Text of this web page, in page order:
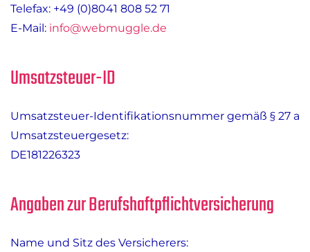
Telefax: +49 (0)8041 808 52 71
E-Mail: info@webmuggle.de
Umsatzsteuer-ID
Umsatzsteuer-Identifikationsnummer gemäß § 27 a
Umsatzsteuergesetz:
DE181226323
Angaben zur Berufs­haftpflicht­versicherung
Name und Sitz des Versicherers: